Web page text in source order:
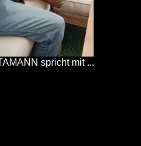
spricht mit ...